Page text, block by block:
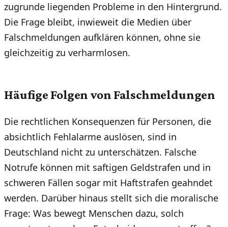
zugrunde liegenden Probleme in den Hintergrund.
Die Frage bleibt, inwieweit die Medien über
Falschmeldungen aufklären können, ohne sie
gleichzeitig zu verharmlosen.
Häufige Folgen von Falschmeldungen
Die rechtlichen Konsequenzen für Personen, die
absichtlich Fehlalarme auslösen, sind in
Deutschland nicht zu unterschätzen. Falsche
Notrufe können mit saftigen Geldstrafen und in
schweren Fällen sogar mit Haftstrafen geahndet
werden. Darüber hinaus stellt sich die moralische
Frage: Was bewegt Menschen dazu, solch